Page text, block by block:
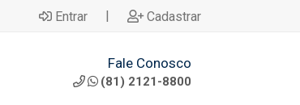
Entrar | Cadastrar
Fale Conosco
(81) 2121-8800